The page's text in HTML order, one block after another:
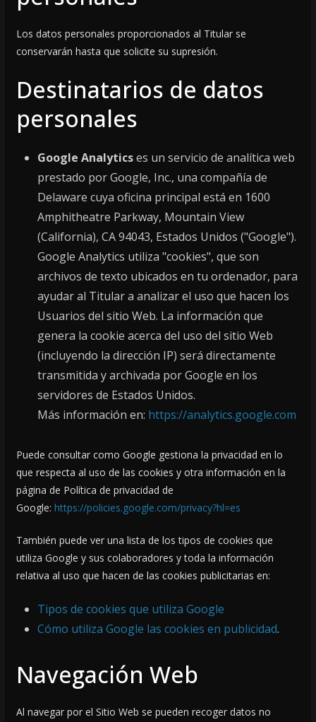
Los datos personales proporcionados al Titular se
conservarán hasta que solicite su supresión.
Destinatarios de datos
personales
Google Analyticses un servicio de analítica web
prestado por Google, Inc., una compañía de
Delaware cuya oficina principal está en 1600
Amphitheatre Parkway, Mountain View
(California), CA 94043, Estados Unidos ("Google").
Google Analytics utiliza "cookies", que son
archivos de texto ubicados en tu ordenador, para
ayudar al Titular a analizar el uso que hacen los
Usuarios del sitio Web. La información que
genera la cookie acerca del uso del sitio Web
(incluyendo la dirección IP) será directamente
transmitida y archivada por Google en los
servidores de Estados Unidos.
Más información en: https://analytics.google.com
Puede consultar como Google gestiona la privacidad en lo
que respecta al uso de las cookies y otra información en la
página de Política de privacidad de
Google: https://policies.google.com/privacy?hl=es
También puede ver una lista de los tipos de cookies que
utiliza Google y sus colaboradores y toda la información
relativa al uso que hacen de las cookies publicitarias en:
Tipos de cookies que utiliza Google
Cómo utiliza Google las cookies en publicidad.
Navegación Web
Al navegar por el Sitio Web se pueden recoger datos no